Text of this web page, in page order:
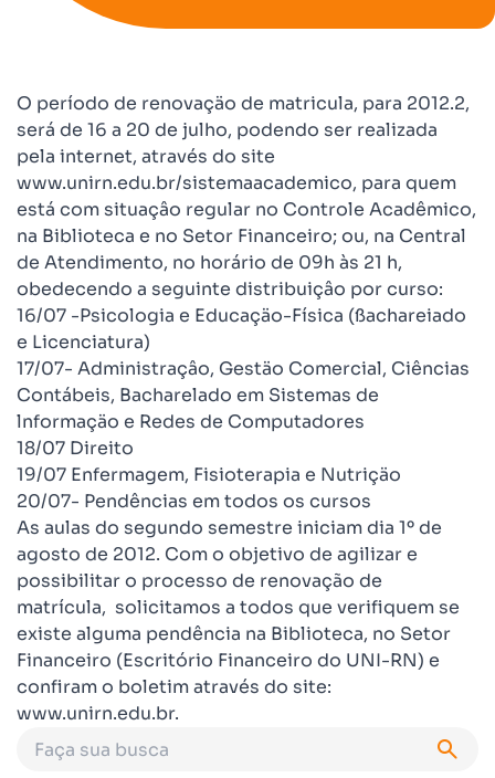
O período de renovaçäo de matricula, para 2012.2,
será de 16 a 20 de julho, podendo ser realizada
pela internet, através do site
www.unirn.edu.br/sistemaacademico, para quem
está com situaçâo regular no Controle Acadêmico,
na Biblioteca e no Setor Financeiro; ou, na Central
de Atendimento, no horário de 09h às 21 h,
obedecendo a seguinte distribuiçâo por curso:
16/07 -Psicologia e Educaçäo-Física (ßachareiado
e Licenciatura)
17/07- Administraçâo, Gestäo Comercial, Ciências
Contábeis, Bacharelado em Sistemas de
lnformaçäo e Redes de Computadores
18/07 Direito
19/07 Enfermagem, Fisioterapia e Nutriçäo
20/07-­ Pendências em todos os cursos
As aulas do segundo semestre iniciam dia 1º de
agosto de 2012. Com o objetivo de agilizar e
possibilitar o processo de renovação de
matrícula, solicitamos a todos que verifiquem se
existe alguma pendência na Biblioteca, no Setor
Financeiro (Escritório Financeiro do UNI-RN) e
confiram o boletim através do site:
www.unirn.edu.br.